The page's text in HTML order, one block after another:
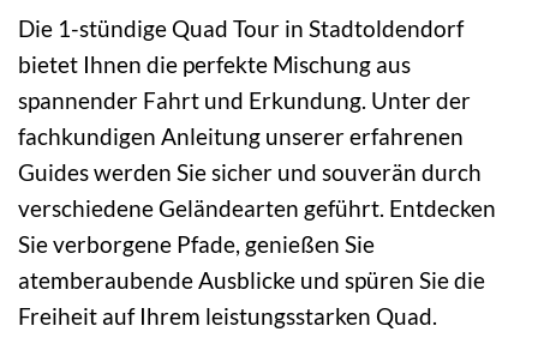
Die 1-stündige Quad Tour in Stadtoldendorf
bietet Ihnen die perfekte Mischung aus
spannender Fahrt und Erkundung. Unter der
fachkundigen Anleitung unserer erfahrenen
Guides werden Sie sicher und souverän durch
verschiedene Geländearten geführt. Entdecken
Sie verborgene Pfade, genießen Sie
atemberaubende Ausblicke und spüren Sie die
Freiheit auf Ihrem leistungsstarken Quad.